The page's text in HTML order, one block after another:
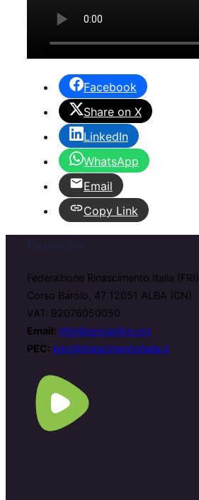
Facebook
Share on X
LinkedIn
WhatsApp
Email
Copy Link
Federazione Rinascimento Italia (FRI)
Corso Barolo, 47 12051 ALBA (CN)
VAT: 92076050050
Email: info@zerospike.org
PEC: pec@rinascimentoitalia.it